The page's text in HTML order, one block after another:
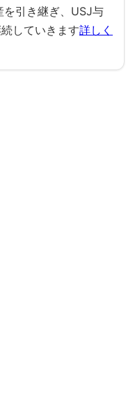
レクション
ェック！
引き継ぎ、USJ与
していきます詳しく